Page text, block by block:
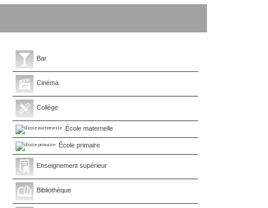
Bar
Cinéma
Collège
École maternelle
École primaire
Enseignement supérieur
Bibliothèque